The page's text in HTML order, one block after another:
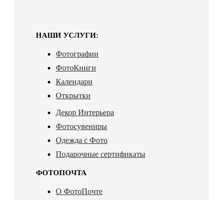
НАШИ УСЛУГИ:
Фотографии
ФотоКниги
Календари
Открытки
Декор Интерьера
Фотосувениры
Одежда с Фото
Подарочные сертификаты
ФОТОПОЧТА
О ФотоПочте